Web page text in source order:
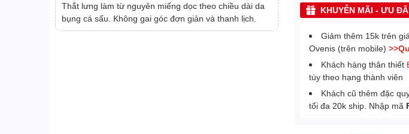
Thắt lưng làm từ nguyên miếng dọc theo chiều dài da
bụng cá sấu. Không gai góc đơn giản và thanh lịch.
KHUYỄN MÃI - ƯU
Giảm thêm 15k trên
Ovenis (trên mobile)
Khách hàng thân thiết
tùy theo hạng thành viên
Khách cũ thêm đặc
tối đa 20k ship. Nhập mã